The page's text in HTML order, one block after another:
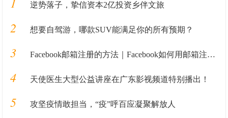
逆势落子，挚信资本2亿投资乡伴文旅
2 想要自驾游，哪款SUV能满足你的所有预期？
3 Facebook邮箱注册的方法｜Facebook如何用邮箱注册的教程全解析
4 天使医生大型公益讲座在广东影视频道特别播出！
5 攻坚疫情敢担当，“疫”呼百应凝聚解放人